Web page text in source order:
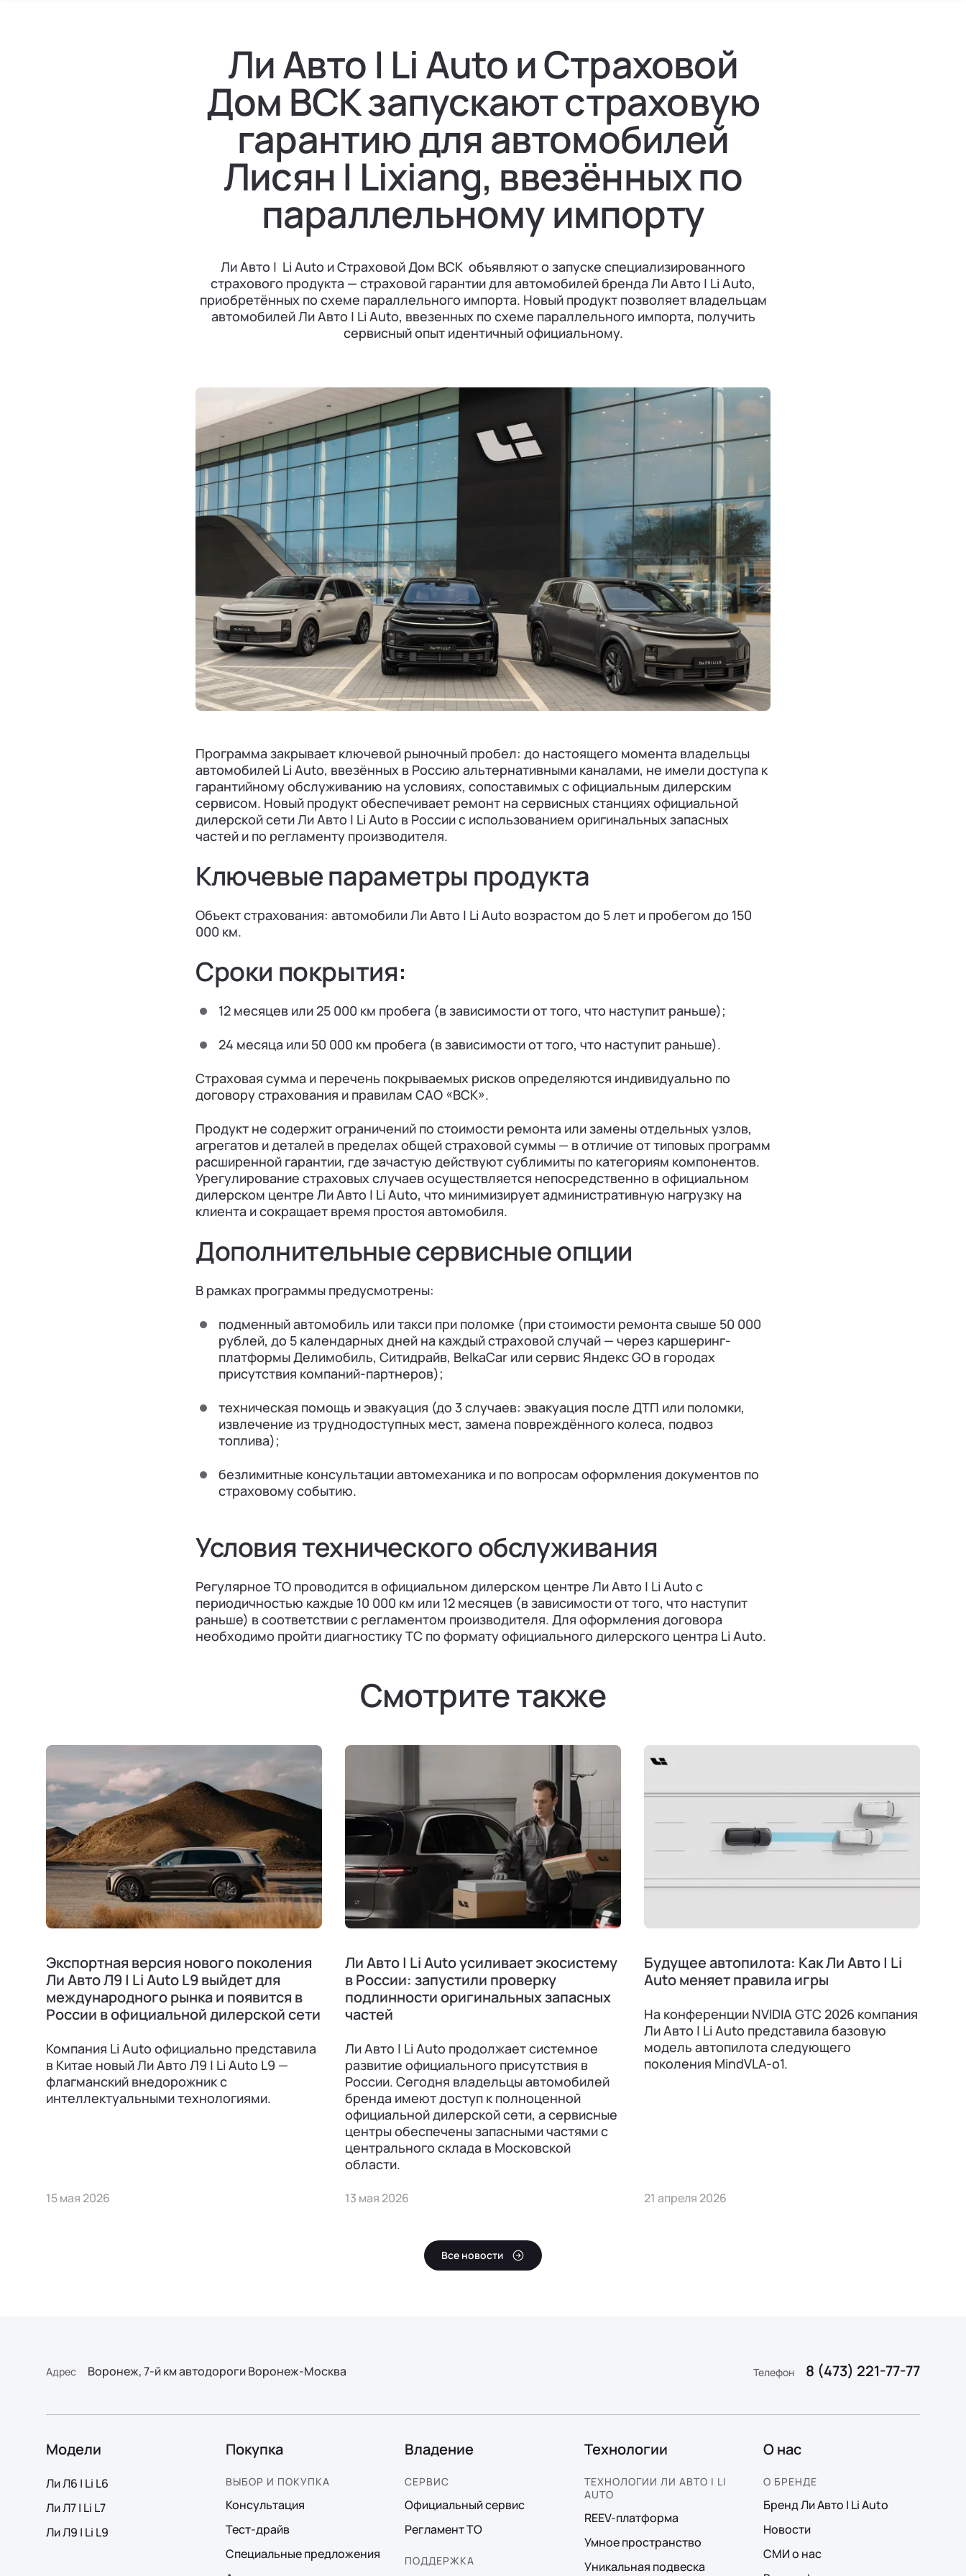
Ли Авто | Li Auto и Страховой
Дом ВСК запускают страховую
гарантию для автомобилей
Лисян | Lixiang, ввезённых по
параллельному импорту
Ли Авто | Li Auto и Страховой Дом ВСК объявляют о запуске специализированного
страхового продукта — страховой гарантии для автомобилей бренда Ли Авто | Li Auto,
приобретённых по схеме параллельного импорта. Новый продукт позволяет владельцам
автомобилей Ли Авто | Li Auto, ввезенных по схеме параллельного импорта, получить
сервисный опыт идентичный официальному.
Программа закрывает ключевой рыночный пробел: до настоящего момента владельцы
автомобилей Li Auto, ввезённых в Россию альтернативными каналами, не имели доступа к
гарантийному обслуживанию на условиях, сопоставимых с официальным дилерским
сервисом. Новый продукт обеспечивает ремонт на сервисных станциях официальной
дилерской сети Ли Авто | Li Auto в России с использованием оригинальных запасных
частей и по регламенту производителя.
Ключевые параметры продукта
Объект страхования: автомобили Ли Авто | Li Auto возрастом до 5 лет и пробегом до 150
000 км.
Сроки покрытия:
12 месяцев или 25 000 км пробега (в зависимости от того, что наступит раньше);
24 месяца или 50 000 км пробега (в зависимости от того, что наступит раньше).
Страховая сумма и перечень покрываемых рисков определяются индивидуально по
договору страхования и правилам САО «ВСК».
Продукт не содержит ограничений по стоимости ремонта или замены отдельных узлов,
агрегатов и деталей в пределах общей страховой суммы — в отличие от типовых программ
расширенной гарантии, где зачастую действуют сублимиты по категориям компонентов.
Урегулирование страховых случаев осуществляется непосредственно в официальном
дилерском центре Ли Авто | Li Auto, что минимизирует административную нагрузку на
клиента и сокращает время простоя автомобиля.
Дополнительные сервисные опции
В рамках программы предусмотрены:
подменный автомобиль или такси при поломке (при стоимости ремонта свыше 50 000
рублей, до 5 календарных дней на каждый страховой случай — через каршеринг-
платформы Делимобиль, Ситидрайв, BelkaCar или сервис Яндекс GO в городах
присутствия компаний-партнеров);
техническая помощь и эвакуация (до 3 случаев: эвакуация после ДТП или поломки,
извлечение из труднодоступных мест, замена повреждённого колеса, подвоз
топлива);
безлимитные консультации автомеханика и по вопросам оформления документов по
страховому событию.
Условия технического обслуживания
Регулярное ТО проводится в официальном дилерском центре Ли Авто | Li Auto с
периодичностью каждые 10 000 км или 12 месяцев (в зависимости от того, что наступит
раньше) в соответствии с регламентом производителя. Для оформления договора
необходимо пройти диагностику ТС по формату официального дилерского центра Li Auto.
Смотрите также
Экспортная версия нового поколения
Ли Авто Л9 | Li Auto L9 выйдет для
международного рынка и появится в
России в официальной дилерской сети
Компания Li Auto официально представила
в Китае новый Ли Авто Л9 | Li Auto L9 —
флагманский внедорожник с
интеллектуальными технологиями.
15 мая 2026
Ли Авто | Li Auto усиливает экосистему
в России: запустили проверку
подлинности оригинальных запасных
частей
Ли Авто | Li Auto продолжает системное
развитие официального присутствия в
России. Сегодня владельцы автомобилей
бренда имеют доступ к полноценной
официальной дилерской сети, а сервисные
центры обеспечены запасными частями с
центрального склада в Московской
области.
13 мая 2026
Будущее автопилота: Как Ли Авто | Li
Auto меняет правила игры
На конференции NVIDIA GTC 2026 компания
Ли Авто | Li Auto представила базовую
модель автопилота следующего
поколения MindVLA-о1.
21 апреля 2026
Все новости
Адрес Воронеж, 7-й км автодороги Воронеж-Москва Телефон 8 (473) 221-77-77
Модели
Ли Л6 | Li L6
Ли Л7 | Li L7
Ли Л9 | Li L9
Покупка
ВЫБОР И ПОКУПКА
Консультация
Тест-драйв
Специальные предложения
Владение
СЕРВИС
Официальный сервис
Регламент ТО
ПОДДЕРЖКА
Технологии
ТЕХНОЛОГИИ ЛИ АВТО | LI
AUTO
REEV-платформа
Умное пространство
Уникальная подвеска
О нас
О БРЕНДЕ
Бренд Ли Авто | Li Auto
Новости
СМИ о нас